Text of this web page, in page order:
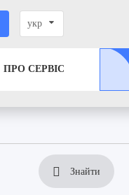
укр
ПРО СЕРВІС
Знайти